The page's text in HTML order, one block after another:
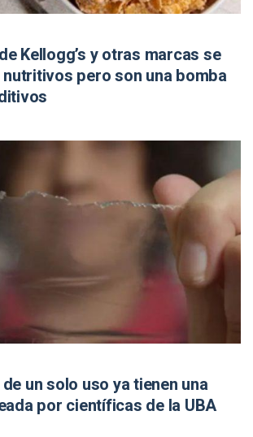
Kellogg’s y otras marcas se
pero son una bomba
un solo uso ya tienen una
por científicas de la UBA